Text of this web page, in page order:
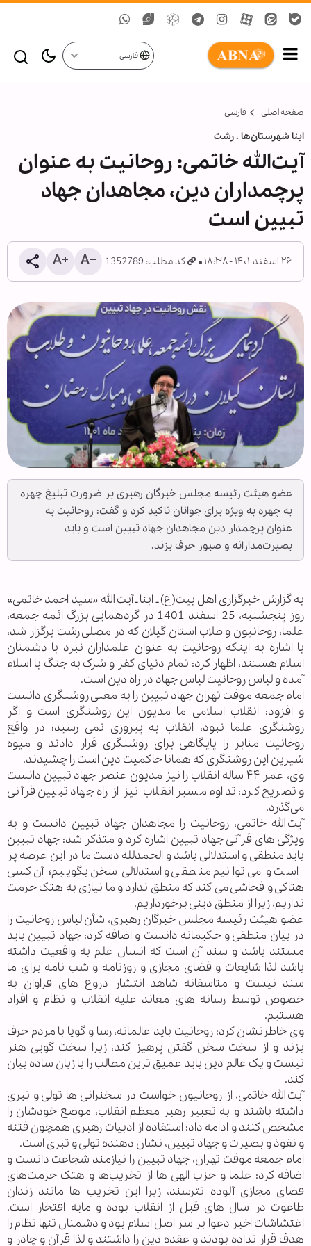
فارسی
صفحه اصلی فارسی
ابنا شهرستان‌ها . رشت
آیت‌الله خاتمی: روحانیت به عنوان
پرچمداران دین، مجاهدان جهاد
تبیین است
۲۶ اسفند ۱۴۰۱ - ۱۸:۳۸ کد مطلب: 1352789
عضو هیئت رئیسه مجلس خبرگان رهبری بر ضرورت تبلیغ چهره
به چهره به ویژه برای جوانان تاکید کرد و گفت: روحانیت به
عنوان پرچمدار دین مجاهدان جهاد تبیین است و باید
بصیرت‌مدارانه و صبور حرف بزند.
به گزارش خبرگزاری اهل بیت(ع) ـ ابنا ـ آیت الله «سید احمد خاتمی»
روز پنجشنبه، 25 اسفند 1401 در گردهمایی بزرگ ائمه جمعه،
علما، روحانیون و طلاب استان گیلان که در مصلی رشت برگزار شد،
با اشاره به اینکه روحانیت به عنوان علمداران نبرد با دشمنان
اسلام هستند، اظهار کرد: تمام دنیای کفر و شرک به جنگ با اسلام
آمده و لباس روحانیت لباس جهاد در راه دین است.
امام جمعه موقت تهران جهاد تبیین را به معنی روشنگری دانست
و افزود: انقلاب اسلامی ما مدیون این روشنگری است و اگر
روشنگری علما نبود، انقلاب به پیروزی نمی رسید؛ در واقع
روحانیت منابر را پایگاهی برای روشنگری قرار دادند و میوه
شیرین این روشنگری که همانا حاکمیت دین است را چشیدند.
وی، عمر ۴۴ ساله انقلاب را نیز مدیون عنصر جهاد تبیین دانست
و تصریح کرد: تداوم مسیر انقلاب نیز از راه جهاد تبیین قرآنی
می‌گذرد.
آیت الله خاتمی، روحانیت را مجاهدان جهاد تبیین دانست و به
ویژگی های قرآنی جهاد تبیین اشاره کرد و متذکر شد: جهاد تبیین
باید منطقی و استدلالی باشد و الحمدلله دست ما در این عرصه پر
است و می توانیم منطقی و استدلالی سخن بگوییم؛ آن کسی
هتاکی و فحاشی می کند که منطق ندارد و ما نیازی به هتک حرمت
نداریم، زیرا از منطق دینی برخورداریم.
عضو هیئت رئیسه مجلس خبرگان رهبری، شأن لباس روحانیت را
در بیان منطقی و حکیمانه دانست و اضافه کرد: جهاد تبیین باید
مستند باشد و سند آن است که انسان علم به واقعیت داشته
باشد لذا شایعات و فضای مجازی و روزنامه و شب نامه برای ما
سند نیست و متاسفانه شاهد انتشار دروغ های فراوان به
خصوص توسط رسانه های معاند علیه انقلاب و نظام و افراد
هستیم.
وی خاطرنشان کرد: روحانیت باید عالمانه، رسا و گویا با مردم حرف
بزند و از سخت سخن گفتن پرهیز کند، زیرا سخت گویی هنر
نیست و یک عالم دین باید عمیق ترین مطالب را با زبان ساده بیان
کند.
آیت الله خاتمی، از روحانیون خواست در سخنرانی ها تولی و تبری
داشته باشند و به تعبیر رهبر معظم انقلاب، موضع خودشان را
مشخص کنند و ادامه داد: استفاده از ادبیات رهبری همچون فتنه
و نفوذ و بصیرت و جهاد تبیین، نشان دهنده تولی و تبری است.
امام جمعه موقت تهران، جهاد تبیین را نیازمند شجاعت دانست و
اضافه کرد: علما و حزب الهی ها از تخریب‌ها و هتک حرمت‌های
فضای مجازی آلوده نترسند، زیرا این تخریب ها مانند زندان
طاغوت در سال های قبل از انقلاب بوده و مایه افتخار است.
اغتشاشات اخیر دعوا بر سر اصل اسلام بود و دشمنان تنها نظام را
هدف قرار نداده بودند و عقده دین را داشتند و لذا قرآن و چادر و